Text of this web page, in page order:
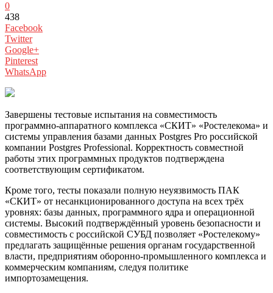
0
438
Facebook
Twitter
Google+
Pinterest
WhatsApp
Завершены тестовые испытания на совместимость
программно-аппаратного комплекса «СКИТ» «Ростелекома» и
системы управления базами данных Postgres Pro российской
компании Postgres Professional. Корректность совместной
работы этих программных продуктов подтверждена
соответствующим сертификатом.
Кроме того, тесты показали полную неуязвимость ПАК
«СКИТ» от несанкционированного доступа на всех трёх
уровнях: базы данных, программного ядра и операционной
системы. Высокий подтверждённый уровень безопасности и
совместимость с российской СУБД позволяет «Ростелекому»
предлагать защищённые решения органам государственной
власти, предприятиям оборонно-промышленного комплекса и
коммерческим компаниям, следуя политике
импортозамещения.